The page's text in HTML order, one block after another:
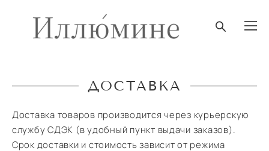
ДОСТАВКА
Доставка товаров производится через курьерскую
службу СДЭК (в удобный пункт выдачи заказов).
Срок доставки и стоимость зависит от режима